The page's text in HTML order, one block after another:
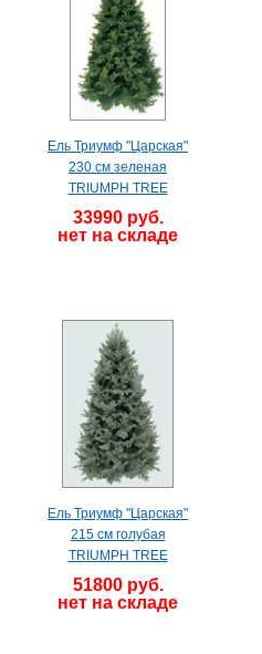
Ель Триумф "Царская"
230 см зеленая
TRIUMPH TREE
33990 руб.
нет на складе
Ель Триумф "Царская"
215 см голубая
TRIUMPH TREE
51800 руб.
нет на складе